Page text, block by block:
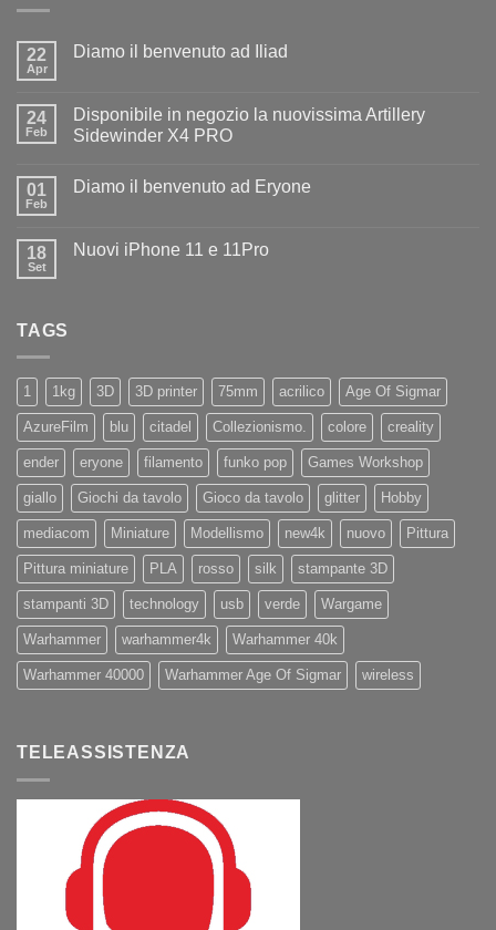
22
Apr
Diamo il benvenuto ad Iliad
Diamo
il
benvenuto
24
Feb
Disponibile in negozio la nuovissima Artillery
Sidewinder X4 PRO
su
la
nuovissima
01
Feb
Diamo il benvenuto ad Eryone
Diamo
18
Set
Nuovi iPhone 11 e 11Pro
TAGS
1 1kg 3D 3D printer 75mm acrilico Age Of Sigmar
AzureFilm blu citadel Collezionismo. colore creality
ender eryone filamento funko pop Games Workshop
giallo Giochi da tavolo Gioco da tavolo glitter Hobby
mediacom Miniature Modellismo new4k nuovo Pittura
Pittura miniature PLA rosso silk stampante 3D
stampanti 3D technology usb verde Wargame
Warhammer warhammer4k Warhammer 40k
Warhammer 40000 Warhammer Age Of Sigmar wireless
TELEASSISTENZA